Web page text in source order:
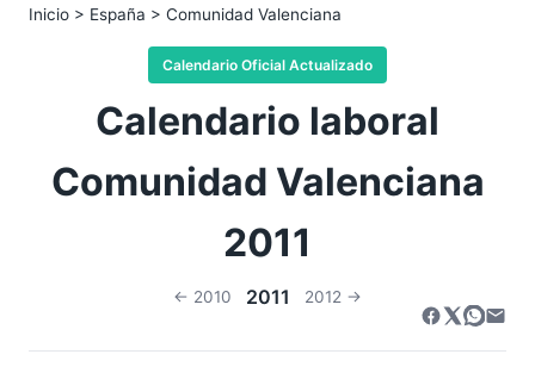
Inicio > España > Comunidad Valenciana
Calendario Oficial Actualizado
Calendario laboral
Comunidad Valenciana
2011
← 2010 2011 2012 →